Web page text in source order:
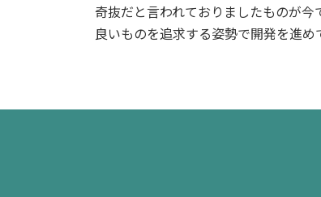
奇抜だと言われておりましたものが
良いものを追求する姿勢で開発を進め